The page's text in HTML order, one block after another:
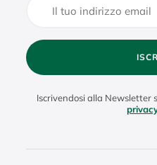
Iscrivendosi alla Newsletter